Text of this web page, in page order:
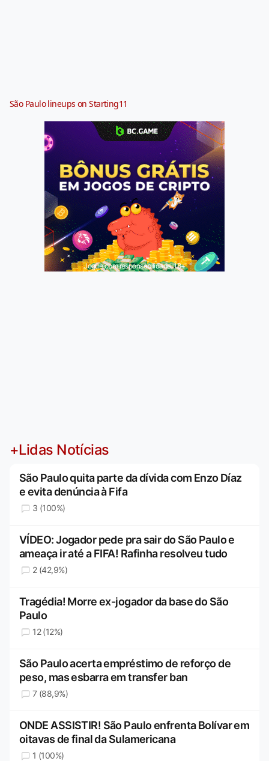
São Paulo lineups on Starting11
Jogue com responsabilidade. 18+
+Lidas Notícias
São Paulo quita parte da dívida com Enzo Díaz
e evita denúncia à Fifa
3 (100%)
VÍDEO: Jogador pede pra sair do São Paulo e
ameaça ir até a FIFA! Rafinha resolveu tudo
2 (42,9%)
Tragédia! Morre ex-jogador da base do São
Paulo
12 (12%)
São Paulo acerta empréstimo de reforço de
peso, mas esbarra em transfer ban
7 (88,9%)
ONDE ASSISTIR! São Paulo enfrenta Bolívar em
oitavas de final da Sulamericana
1 (100%)